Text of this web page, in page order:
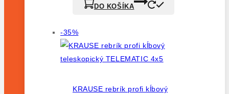
DO KOŠÍKA
-35%Výrobok
na
predaj
KRAUSE rebrík profi kĺbový